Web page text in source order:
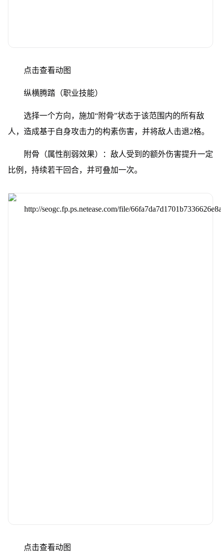
点击查看动图
纵横腾踏（职业技能）
选择一个方向，施加“附骨”状态于该范围内的所有敌
人，造成基于自身攻击力的构素伤害，并将敌人击退2格。
附骨（属性削弱效果）：敌人受到的额外伤害提升一定
比例，持续若干回合，并可叠加一次。
点击查看动图